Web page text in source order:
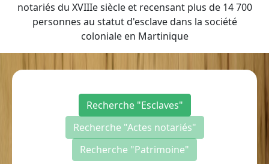
notariés du XVIIIe siècle et recensant plus de 14 700
personnes au statut d'esclave dans la société
coloniale en Martinique
Recherche "Esclaves"
Recherche "Actes notariés"
Recherche "Patrimoine"